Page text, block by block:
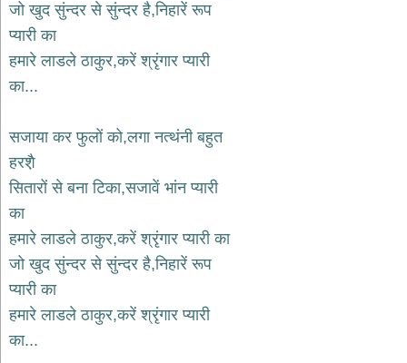
साईं
भजन
sai
bhajans
जैन
jain
bhajans
दुर्गा
भजन
durga
bhajans
गणेश
भजन
ganesh
राम
जो खुद सुंन्दर से सुंन्दर है,निहारें रूप
प्यारी का
हमारे लाडले ठाकुर,करें श्रृंगार प्यारी
का...
सजाया कर फुलों को,लगा नत्थंनी बहुत
हरश़ै
सितारों से बना टिका,सजावें भांन प्यारी
का
हमारे लाडले ठाकुर,करें श्रृंगार प्यारी का
जो खुद सुंन्दर से सुंन्दर है,निहारें रूप
प्यारी का
हमारे लाडले ठाकुर,करें श्रृंगार प्यारी
का...